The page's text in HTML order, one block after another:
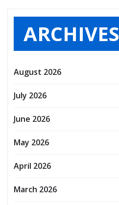
ARCHIVES
August 2026
July 2026
June 2026
May 2026
April 2026
March 2026